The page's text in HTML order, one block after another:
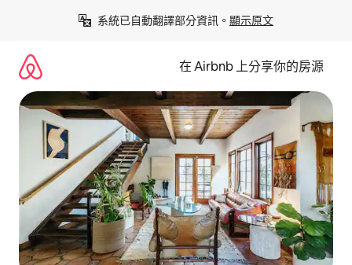
系統已自動翻譯部分資訊。 顯示原文
在 Airbnb 上分享你的房源